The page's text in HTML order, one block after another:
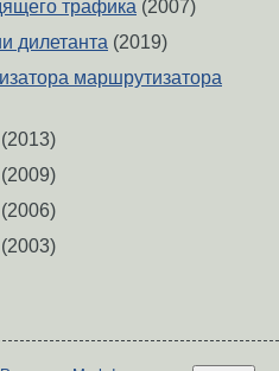
трафика (2007)
дилетанта (2019)
маршрутизатора
(2013)
(2009)
(2006)
(2003)